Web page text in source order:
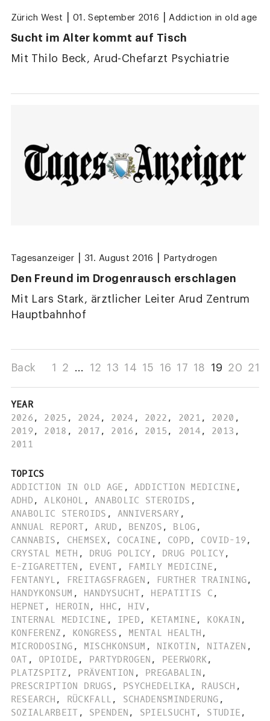
Zürich West 01. September 2016 Addiction in old age
Sucht im Alter kommt auf Tisch
Mit Thilo Beck, Arud-Chefarzt Psychiatrie
Tagesanzeiger 31. August 2016 Partydrogen
Den Freund im Drogenrausch erschlagen
Mit Lars Stark, ärztlicher Leiter Arud Zentrum
Hauptbahnhof
Back 1 2 ... 12 13 14 15 16 17 18 19 20 21
YEAR
2026 , 2025 , 2024, 2024 , 2022 , 2021 , 2020 ,
2019, 2018 , 2017 , 2016 , 2015 , 2014, 2013 ,
2011
TOPICS
ADDICTION IN OLD AGE , ADDICTION MEDICINE ,
ADHD , ALKOHOL , ANABOLIC STEROIDS ,
ANABOLIC STEROIDS , ANNIVERSARY ,
ANNUAL REPORT, ARUD , BENZOS , BLOG ,
CANNABIS , CHEMSEX , COCAINE , COPD , COVID-19,
CRYSTAL METH , DRUG POLICY , DRUG POLICY,
E-ZIGARETTEN , EVENT , FAMILY MEDICINE ,
FENTANYL , FREITAGSFRAGEN , FURTHER TRAINING,
HANDYKONSUM , HANDYSUCHT, HEPATITIS C ,
HEPNET , HEROIN , HHC , HIV ,
INTERNAL MEDICINE , IPED , KETAMINE , KOKAIN ,
KONFERENZ , KONGRESS , MENTAL HEALTH ,
MICRODOSING , MISCHKONSUM , NIKOTIN , NITAZEN ,
OAT , OPIOIDE , PARTYDROGEN , PEERWORK,
PLATZSPITZ , PRÄVENTION , PREGABALIN ,
PRESCRIPTION DRUGS , PSYCHEDELIKA, RAUSCH ,
RESEARCH , RÜCKFALL , SCHADENSMINDERUNG ,
SOZIALARBEIT , SPENDEN , SPIELSUCHT, STUDIE ,